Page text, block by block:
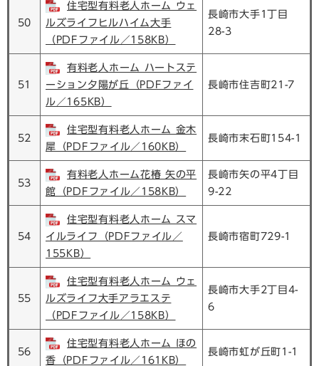
50
住宅型有料老人ホーム ウェ
ルズライフヒルハイム大手
（PDFファイル／158KB）
長崎市大手1丁目
28-3
51
有料老人ホーム ハートステ
ーション夕陽が丘（PDFファイ
ル／165KB）
長崎市住吉町21-7
52
住宅型有料老人ホーム 金木
犀（PDFファイル／160KB）
長崎市末石町154-1
53
有料老人ホーム花椿 矢の平
館（PDFファイル／158KB）
長崎市矢の平4丁目
9-22
54
住宅型有料老人ホーム スマ
イルライフ（PDFファイル／
155KB）
長崎市宿町729-1
55
住宅型有料老人ホーム ウェ
ルズライフ大手アラエステ
（PDFファイル／158KB）
長崎市大手2丁目4-
6
56
住宅型有料老人ホーム ほの
香（PDFファイル／161KB）
長崎市虹が丘町1-1